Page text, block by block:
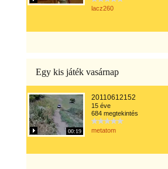
lacz260
Egy kis játék vasárnap
00:19
20110612152
15 éve
684 megtekintés
metatom